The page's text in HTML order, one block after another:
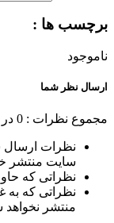
برچسب ها :
ناموجود
ارسال نظر شما
مجموع نظرات : 0 در
نظرات ارسال
سایت منتشر
نظراتی که
نظراتی که به
منتشر نخواهد